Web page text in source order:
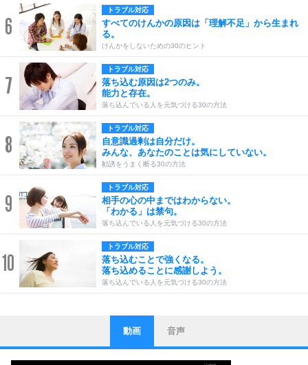
6
トラブル対応
すべてのけんかの原因は「理解不足」から生まれ
る。
けんかをしないための30のヒント
7
トラブル対応
落ち込む原因は2つのみ。
能力と存在。
落ち込んでいる人を元気づける30の方法
8
トラブル対応
自意識過剰は自分だけ。
みんな、あなたのことは気にしていない。
勧誘をうまく断る30の方法
9
トラブル対応
相手の心の中まではわからない。
「わかる」は禁句。
落ち込んでいる人を元気づける30の方法
10
トラブル対応
落ち込むことで強くなる。
落ち込めることに感謝しよう。
落ち込んでいる人を元気づける30の方法
1
ストレス対策
他人と比べない。
いっそのこと、他人を見ない。
動画 音声